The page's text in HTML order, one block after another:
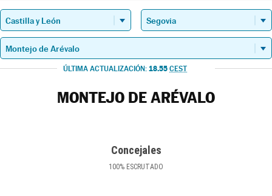
ÚLTIMA ACTUALIZACIÓN: 18.55 CEST
MONTEJO DE ARÉVALO
Concejales
100% ESCRUTADO